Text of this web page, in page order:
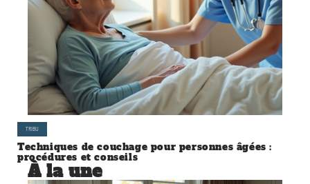
TRIBU
Techniques de couchage pour personnes âgées :
procédures et conseils
À la une